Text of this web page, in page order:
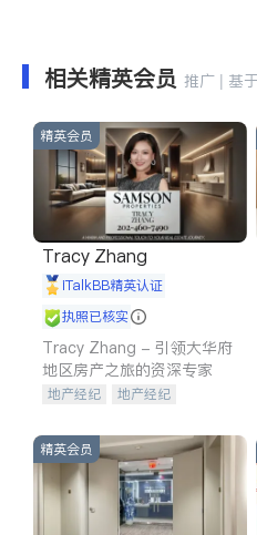
相关精英会员 推广 | 基
精英会员
Tracy Zhang
iTalkBB精英认证
执照已核实
Tracy Zhang - 引领大华府
地区房产之旅的资深专家
地产经纪
地产经纪
商铺租售
开发商建商
精英会员